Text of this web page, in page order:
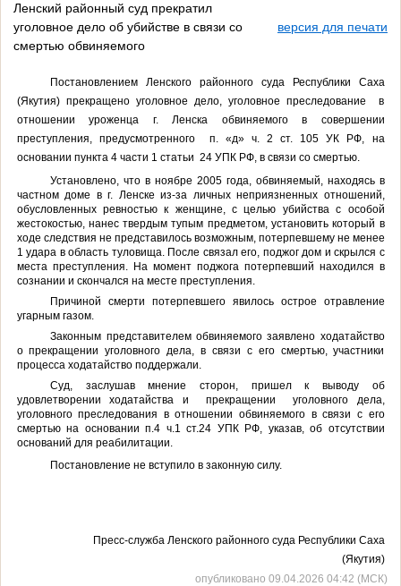
Ленский районный суд прекратил
уголовное дело об убийстве в связи со
смертью обвиняемого
версия для печати
Постановлением Ленского районного суда Республики Саха
(Якутия) прекращено уголовное дело, уголовное преследование в
отношении уроженца г. Ленска обвиняемого в совершении
преступления, предусмотренного п. «д» ч. 2 ст. 105 УК РФ, на
основании пункта 4 части 1 статьи 24 УПК РФ, в связи со смертью.
Установлено, что в ноябре 2005 года, обвиняемый, находясь в
частном доме в г. Ленске из-за личных неприязненных отношений,
обусловленных ревностью к женщине, с целью убийства с особой
жестокостью, нанес твердым тупым предметом, установить который в
ходе следствия не представилось возможным, потерпевшему не менее
1 удара в область туловища. После связал его, поджог дом и скрылся с
места преступления. На момент поджога потерпевший находился в
сознании и скончался на месте преступления.
Причиной смерти потерпевшего явилось острое отравление
угарным газом.
Законным представителем обвиняемого заявлено ходатайство
о прекращении уголовного дела, в связи с его смертью, участники
процесса ходатайство поддержали.
Суд, заслушав мнение сторон, пришел к выводу об
удовлетворении ходатайства и прекращении уголовного дела,
уголовного преследования в отношении обвиняемого в связи с его
смертью на основании п.4 ч.1 ст.24 УПК РФ, указав, об отсутствии
оснований для реабилитации.
Постановление не вступило в законную силу.
Пресс-служба Ленского районного суда Республики Саха
(Якутия)
опубликовано 09.04.2026 04:42 (МСК)